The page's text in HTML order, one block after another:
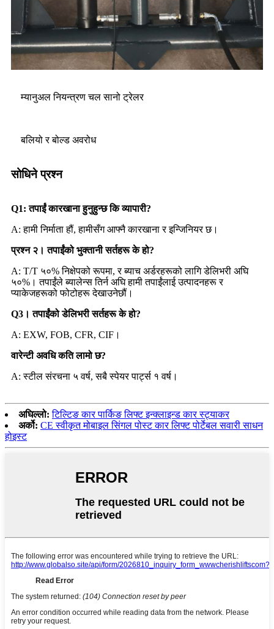
म्यानुअल नियन्त्रण चल सानो ट्रेलर
बलियो र बोल्ड अवरोध
सोधिने प्रश्न
Q1: तपाईं कारखाना हुनुहुन्छ कि व्यापारी?
A: हामी निर्माता हौं, हामीसँग आफ्नै कारखाना र इन्जिनियर छ।
प्रश्न २। तपाईंको भुक्तानी सर्तहरू के हो?
A: T/T ५०% निक्षेपको रूपमा, र ब्याच अर्डरहरूको लागि डेलिभरी अघि
५०%। तपाईंले ब्यालेन्स तिर्न अघि हामी तपाईंलाई उत्पादनहरू र
प्याकेजहरूको फोटोहरू देखाउनेछौं।
Q3। तपाईंको डेलिभरी सर्तहरू के हो?
A: EXW, FOB, CFR, CIF।
वारेन्टी अवधि कति लामो छ?
A: स्टील संरचना ५ वर्ष, सबै स्पेयर पार्ट्स १ वर्ष।
अघिल्लो: टिल्टिङ कार पार्किङ लिफ्ट इन्क्लाइन्ड कार स्ट्याकर
अर्को: CE स्वीकृत मोबाइल सिंगल पोस्ट कार लिफ्ट पोर्टेबल सवारी साधन
होइस्ट